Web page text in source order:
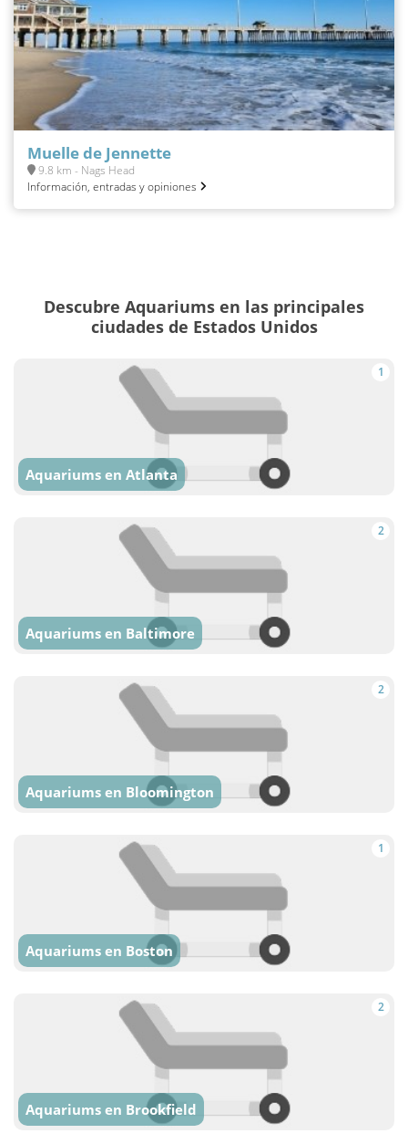
Muelle de Jennette
9.8 km - Nags Head
Información, entradas y opiniones
Descubre Aquariums en las principales
ciudades de Estados Unidos
1
Aquariums en Atlanta
2
Aquariums en Baltimore
2
Aquariums en Bloomington
1
Aquariums en Boston
2
Aquariums en Brookfield